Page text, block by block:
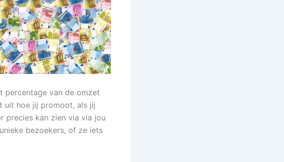
percentage van de omzet
uit hoe jij promoot, als jij
precies kan zien via via jou
bezoekers, of ze iets